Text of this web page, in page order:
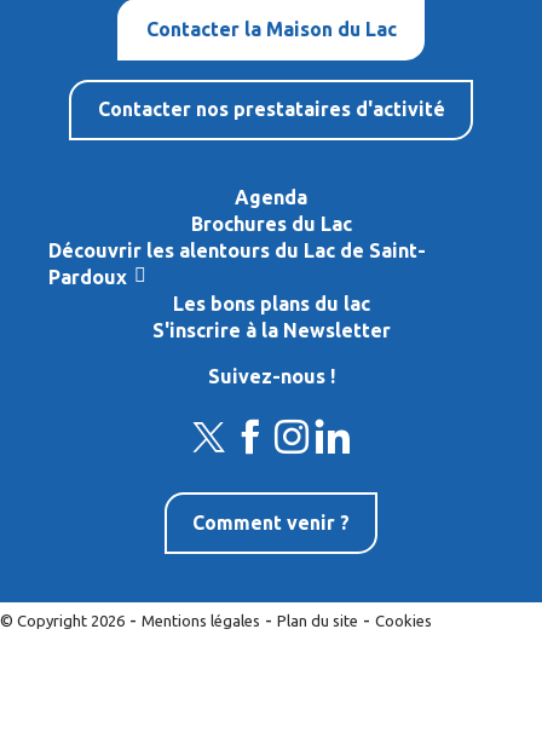
Contacter la Maison du Lac
Contacter nos prestataires d'activité
Agenda
Brochures du Lac
Découvrir les alentours du Lac de Saint-
Pardoux
Les bons plans du lac
S'inscrire à la Newsletter
Suivez-nous !
Comment venir ?
© Copyright 2026 - Mentions légales - Plan du site - Cookies